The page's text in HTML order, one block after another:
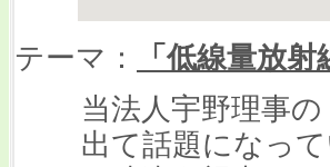
テーマ：
「低線量放
当法人宇野理事
出て話題になっ